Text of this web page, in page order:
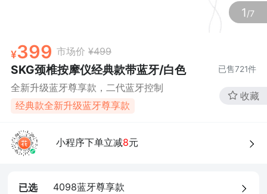
1/7
399 市场价 ¥499
SKG颈椎按摩仪经典款带蓝牙/白色 已售721件
全新升级蓝牙尊享款，二代蓝牙控制
经典款全新升级蓝牙尊享款
收藏
小程序下单立减8元
已选 4098蓝牙尊享款